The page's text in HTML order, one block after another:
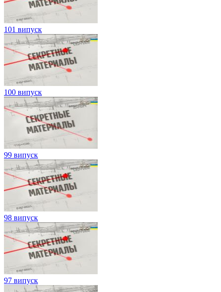
101 випуск
100 випуск
99 випуск
98 випуск
97 випуск